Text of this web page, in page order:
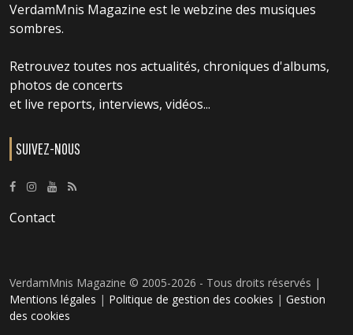
VerdamMnis Magazine est le webzine des musiques
sombres.
Retrouvez toutes nos actualités, chroniques d'albums,
photos de concerts
et live reports, interviews, vidéos...
SUIVEZ-NOUS
Contact
VerdamMnis Magazine © 2005-2026 - Tous droits réservés |
Mentions légales | Politique de gestion des cookies | Gestion
des cookies